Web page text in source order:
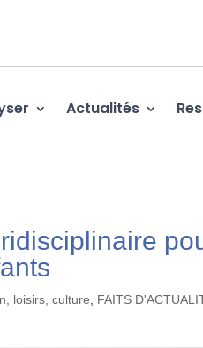
Actualités
loisirs, culture FAITS